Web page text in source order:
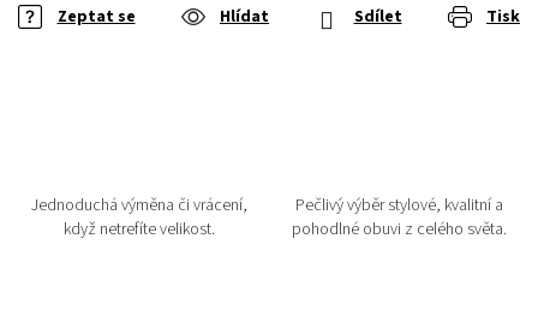
Tisk
Zeptat se Hlídat Sdílet
Jednoduchá výměna či vrácení,
když netrefíte velikost.
Pečlivý výběr stylové, kvalitní a
pohodlné obuvi z celého světa.